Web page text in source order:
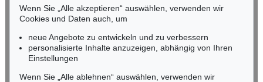
Auktion 432 - Lot 314
Zwei Mädchen auf der Waldwiese/Zwei Akte auf Waldwiese/Im Gras, 1910
Ergebnis:€ 375.000
Stehendes Mädchen vor Bäumen
Ergebnis:€ 354.000
Mobil: +49 (0)171 8618661
n.kassel@kettererkunst.de
Keine Auktion mehr verpassen!
Wir informieren Sie rechtzeitig.
Wenn Sie „Alle akzeptieren“ auswählen, verwenden wir
Cookies und Daten auch, um
neue Angebote zu entwickeln und zu verbessern
personalisierte Inhalte anzuzeigen, abhängig von Ihren
Einstellungen
Wenn Sie „Alle ablehnen“ auswählen, verwenden wir